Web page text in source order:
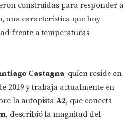
construidas para responder a
una característica que hoy
frente a temperaturas
Castagna, quien reside en
2019 y trabaja actualmente en
la autopista A2, que conecta
, describió la magnitud del